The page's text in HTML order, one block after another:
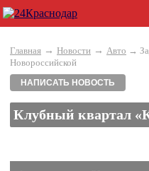
Главная → Новости → Авто →
Новороссийской
НАПИСАТЬ НОВОСТЬ
Клубный квартал